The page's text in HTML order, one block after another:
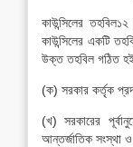
কাউন্সিলের
কাউন্সিলের একটি
উক্ত তহবিল গঠিত
(ক) সরকার কর্তৃক
(খ) সরকারের
আন্তর্জাতিক সংস্থা